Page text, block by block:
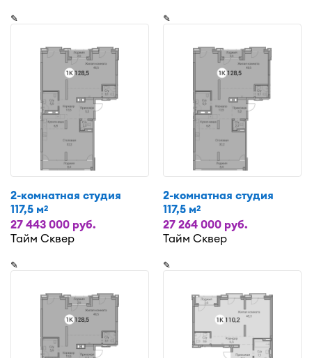
✎
2-комнатная студия
117,5 м2
27 443 000 руб.
Тайм Сквер
✎
2-комнатная студия
117,5 м2
27 264 000 руб.
Тайм Сквер
✎ ✎